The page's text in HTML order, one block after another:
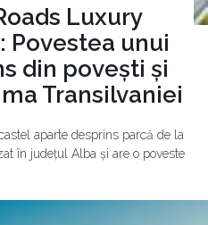
Luxury
Povestea unui
din povești și
Transilvaniei
aparte desprins parcă de la
în județul Alba și are o poveste